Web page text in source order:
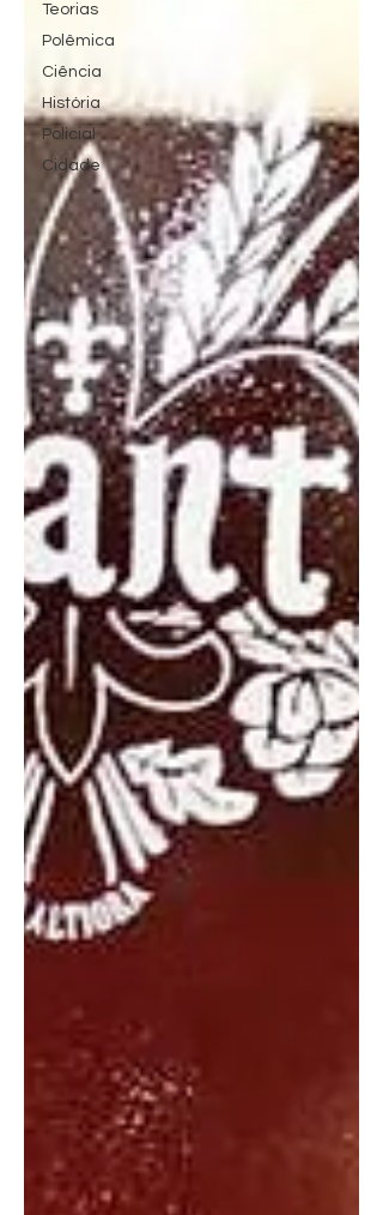
Teorias
Polêmica
Ciência
História
Policial
Cidade